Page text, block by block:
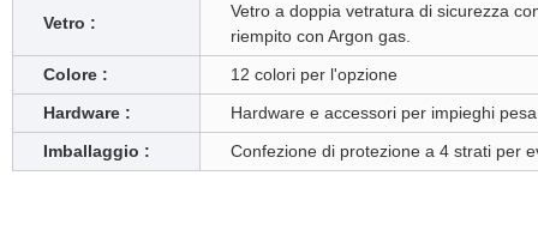
Vetro :
Vetro a doppia vetratura di sicurezza
riempito con Argon gas.
Colore :
12 colori per l'opzione
Hardware :
Hardware e accessori per impieghi
Imballaggio :
Confezione di protezione a 4 strati per